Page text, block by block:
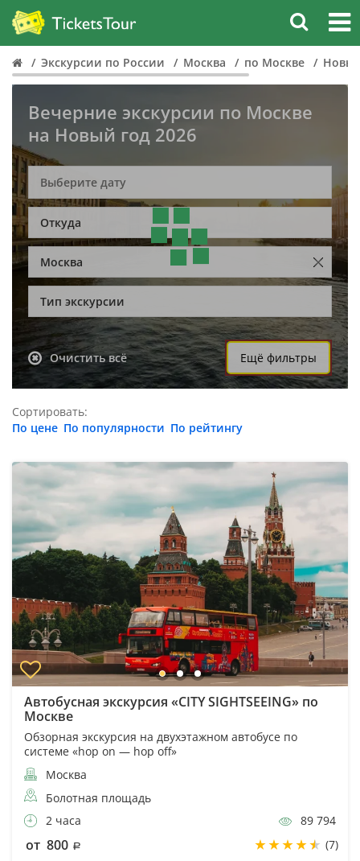
Экскурсии по России Москва по Москве
Вечерние экскурсии по Москве
на Новый год 2026
Откуда
Москва
Тип экскурсии
Очистить всё Ещё фильтры
Сортировать:
По цене По популярности По рейтингу
Автобусная экскурсия «CITY SIGHTSEEING» по
Москве
Обзорная экскурсия на двухэтажном автобусе по
системе «hop on — hop off»
Москва
Болотная площадь
2 часа
89 794
от 800 (7)